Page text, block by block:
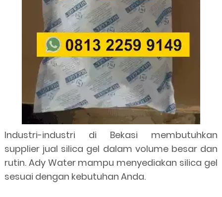
Industri-industri di Bekasi membutuhkan
supplier jual silica gel dalam volume besar dan
rutin. Ady Water mampu menyediakan silica gel
sesuai dengan kebutuhan Anda.